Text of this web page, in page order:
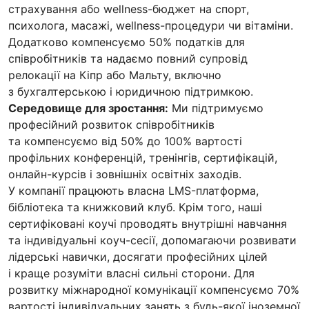
страхування або wellness-бюджет на спорт,
психолога, масажі, wellness-процедури чи вітаміни.
Додатково компенсуємо 50% податків для
співробітників та надаємо повний супровід
релокації на Кіпр або Мальту, включно
з бухгалтерською і юридичною підтримкою.
Середовище для зростання: Ми підтримуємо
професійний розвиток співробітників
та компенсуємо від 50% до 100% вартості
профільних конференцій, тренінгів, сертифікацій,
онлайн-курсів і зовнішніх освітніх заходів.
У компанії працюють власна LMS-платформа,
бібліотека та книжковий клуб. Крім того, наші
сертифіковані коучі проводять внутрішні навчання
та індивідуальні коуч-сесії, допомагаючи розвивати
лідерські навички, досягати професійних цілей
і краще розуміти власні сильні сторони. Для
розвитку міжнародної комунікації компенсуємо 70%
вартості індивідуальних занять з будь-якої іноземної